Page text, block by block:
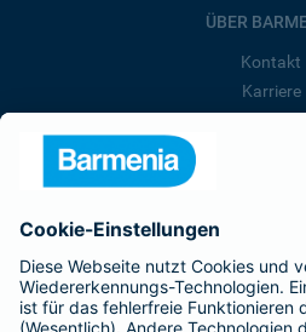
ÜBER
Kontakt
Karriere
Barmenia ist Teil der
BELIEBTE